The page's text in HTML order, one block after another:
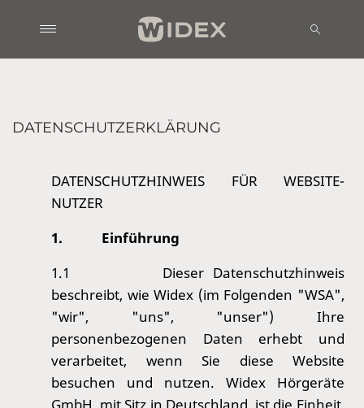
DATENSCHUTZERKLÄRUNG
DATENSCHUTZHINWEIS FÜR WEBSITE-
NUTZER
1.
Einführung
1.1 Dieser Datenschutzhinweis
beschreibt, wie Widex (im Folgenden "WSA",
"wir", "uns", "unser") Ihre
personenbezogenen Daten erhebt und
verarbeitet, wenn Sie diese Website
besuchen und nutzen. Widex Hörgeräte